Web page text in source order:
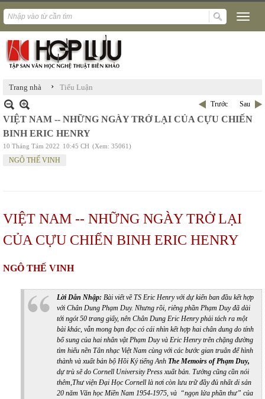
Trang nhà › Tiểu Luận
Trước Sau
VIỆT NAM -- NHỮNG NGÀY TRỞ LẠI CỦA CỰU CHIẾN
BINH ERIC HENRY
10 Tháng Tám 2022 10:45 CH (Xem: 35061)
NGÔ THẾ VINH
VIỆT NAM -- NHỮNG NGÀY TRỞ LẠI
CỦA CỰU CHIẾN BINH ERIC HENRY
NGÔ THẾ VINH
Lời Dẫn Nhập: Bài viết về TS Eric Henry với dự kiến ban đầu kết hợp
với Chân Dung Phạm Duy. Nhưng rồi, riêng phần Phạm Duy đã dài
tới ngót 50 trang giấy, nên Chân Dung Eric Henry phải tách ra một
bài khác, vẫn mong bạn đọc có cái nhìn kết hợp hai chân dung do tính
bổ sung của hai nhân vật Phạm Duy và Eric Henry trên chặng đường
tìm hiểu nền Tân nhạc Việt Nam cùng với các bước gian truân để hình
thành và xuất bản bộ Hồi Ký tiếng Anh The Memoirs of Phạm Duy,
dự trù sẽ do Cornell University Press xuất bản. Tưởng cũng cần nói
thêm,Thư viện Đại Học Cornell là nơi còn lưu trữ đầy đủ nhất di sản
20 năm Văn học Miền Nam 1954-1975, và “ngọn lửa phần thư” của